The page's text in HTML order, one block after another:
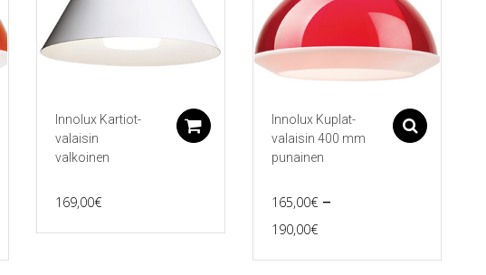
AsetuksetInnolux Kartiot-
valaisin
valkoinen
169,00€
Lisää ostoskoriin
Innolux Kuplat-
valaisin 400 mm
punainen
165,00€ –
190,00€Price
range:
tuotteella